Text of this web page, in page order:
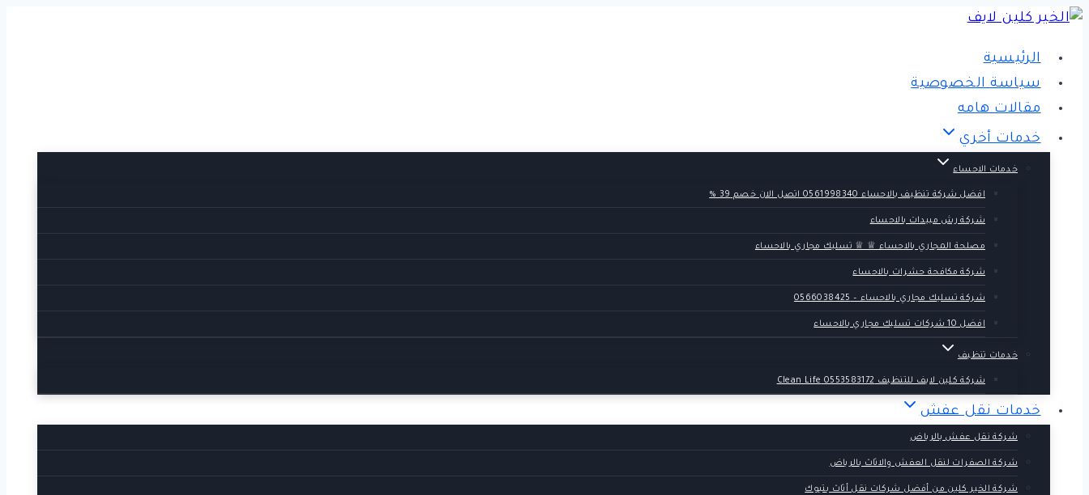
التجاوز
المحتوى
الرئيسية
سياسة الخصوصية
مقالات هامه
خدمات أخري
خدمات الاحساء
افضل شركة تنظيف بالاحساء 0561998340 اتصل الان خصم 39 %
شركة رش مبيدات بالاحساء
مصلحة المجاري بالاحساء ♕ ♕ تسليك مجاري بالاحساء
شركة مكافحة حشرات بالاحساء
شركة تسليك مجاري بالاحساء – 0566038425
افضل 10 شركات تسليك مجاري بالاحساء
خدمات تنظيف
شركة كلين لايف للتنظيف 0553583172 Clean Life
خدمات نقل عفش
شركة نقل عفش بالرياض
شركة الصفرات لنقل العفش والاثاث بالرياض
شركة الخير كلين من أفضل شركات نقل أثاث بتبوك